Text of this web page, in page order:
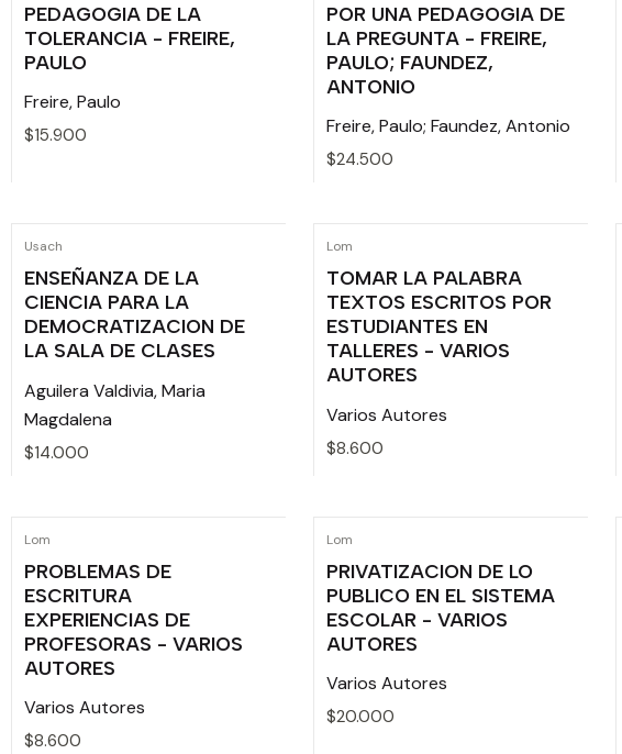
PEDAGOGIA DE LA
TOLERANCIA - FREIRE,
PAULO
Freire, Paulo
$15.900
POR UNA PEDAGOGIA DE
LA PREGUNTA - FREIRE,
PAULO; FAUNDEZ,
ANTONIO
Freire, Paulo; Faundez, Antonio
$24.500
Usach
ENSEÑANZA DE LA
CIENCIA PARA LA
DEMOCRATIZACION DE
LA SALA DE CLASES
Aguilera Valdivia, Maria
Magdalena
$14.000
Lom
TOMAR LA PALABRA
TEXTOS ESCRITOS POR
ESTUDIANTES EN
TALLERES - VARIOS
AUTORES
Varios Autores
$8.600
Lom
PROBLEMAS DE
ESCRITURA
EXPERIENCIAS DE
PROFESORAS - VARIOS
AUTORES
Varios Autores
$8.600
Lom
PRIVATIZACION DE LO
PUBLICO EN EL SISTEMA
ESCOLAR - VARIOS
AUTORES
Varios Autores
$20.000